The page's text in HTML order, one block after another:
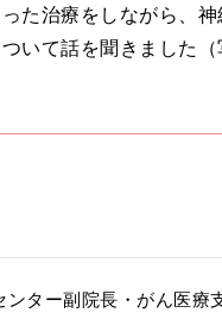
た治療をしながら、
いて話を聞きました
ター副院長・がん医療